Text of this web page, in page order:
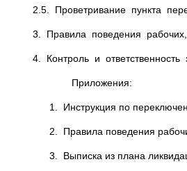
2.5. Проветривание пункта
3. Правила поведения
4. Контроль и
Приложения:
1. Инструкция по
2. Правила поведения
3. Выписка из плана